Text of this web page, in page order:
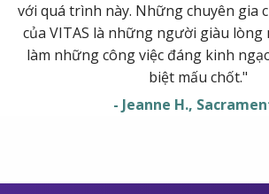
với quá trình này. Những chuyên gia
của VITAS là những người giàu lòng
làm những công việc đáng kinh
biệt mấu chốt."
- Jeanne H.,